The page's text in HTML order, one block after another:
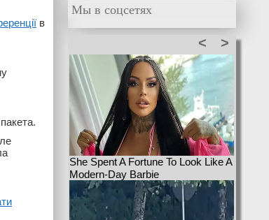
в
Мы в соцсетях
>
<
She Spent A Fortune To Look Like A
Modern-Day Barbie